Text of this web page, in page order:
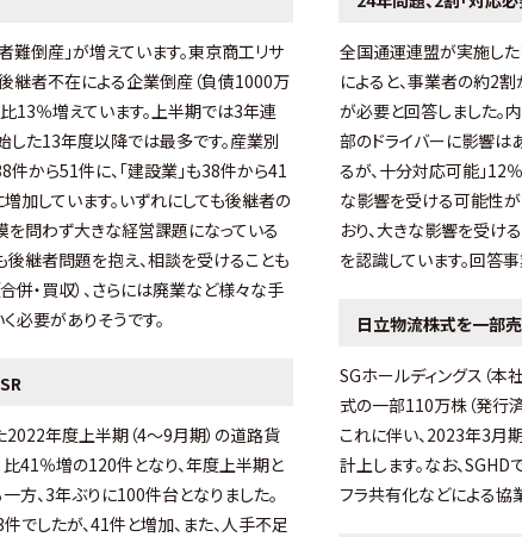
難倒産」が増えています。東京商工リサ
継者不在による企業倒産（負債1000万
13％増えています。上半期では3年連
した13年度以降では最多です。産業別
から51件に、「建設業」も38件から41
加しています。いずれにしても後継者の
問わず大きな経営課題になっている
後継者問題を抱え、相談を受けることも
併・買収）、さらには廃業など様々な手
必要がありそうです。
2022年度上半期（4～9月期）の道路貨
41％増の120件となり、年度上半期と
、3年ぶりに100件台となりました。
したが、41件と増加、また、人手不足
全国通運連盟が実施した
によると、事業者の約2
が必要と回答しました。
部のドライバーに影響は
るが、十分対応可能」12
な影響を受ける可能性が
おり、大きな影響を受け
を認識しています。回答
日立物流株式を一部
SGホールディングス（
式の一部110万株（発行
これに伴い、2023年3月
計上します。なお、
フラ共有化などによる協